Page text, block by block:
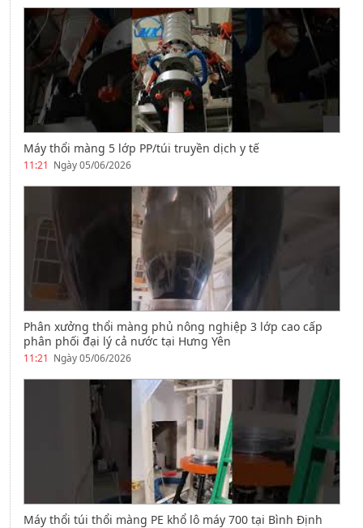
Máy thổi màng 5 lớp PP/túi truyền dịch y tế
11:21 Ngày 05/06/2026
Phân xưởng thổi màng phủ nông nghiệp 3 lớp cao cấp
phân phối đại lý cả nước tại Hưng Yên
11:21 Ngày 05/06/2026
Máy thổi túi thổi màng PE khổ lô máy 700 tại Bình Định